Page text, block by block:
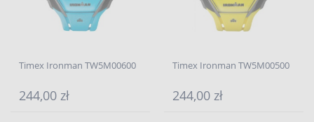
Timex Ironman TW5M00600
244,00 zł
Timex Ironman TW5M00500
244,00 zł